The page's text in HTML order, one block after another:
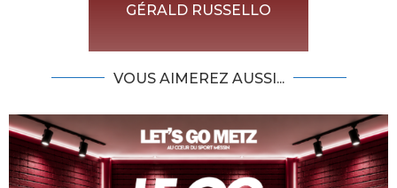
GÉRALD RUSSELLO
VOUS AIMEREZ AUSSI...